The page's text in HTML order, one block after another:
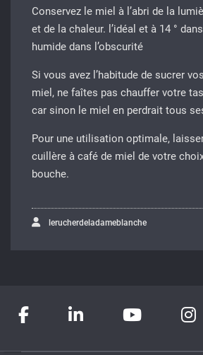
Conservez le miel à l’abri de la
et de la chaleur. l’idéal et à 14 °
humide dans l’obscurité
Si vous avez l’habitude de sucrer
miel, ne faîtes pas chauffer votre
car sinon le miel en perdrait tous
Pour une utilisation optimale,
cuillère à café de miel de votre
bouche.
lerucherdeladameblanche